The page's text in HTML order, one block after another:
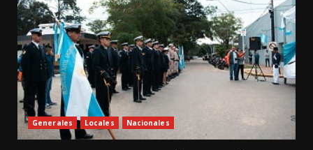
Generales Locales Nacionales